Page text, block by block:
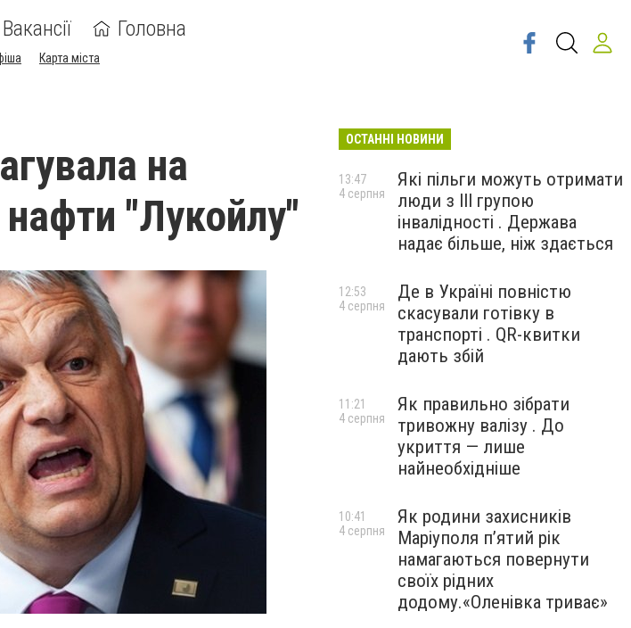
Вакансії Головна
Карта міста
на
"Лукойлу"
ОСТАННІ НОВИНИ
Які пільги можуть отримати
люди з III групою
інвалідності . Держава
надає більше, ніж здається
13:47
4 серпня
Де в Україні повністю
скасували готівку в
транспорті . QR-квитки
дають збій
12:53
4 серпня
Як правильно зібрати
тривожну валізу . До
укриття — лише
найнеобхідніше
11:21
4 серпня
Як родини захисників
Маріуполя пʼятий рік
намагаються повернути
своїх рідних
додому.«Оленівка триває»
10:41
4 серпня